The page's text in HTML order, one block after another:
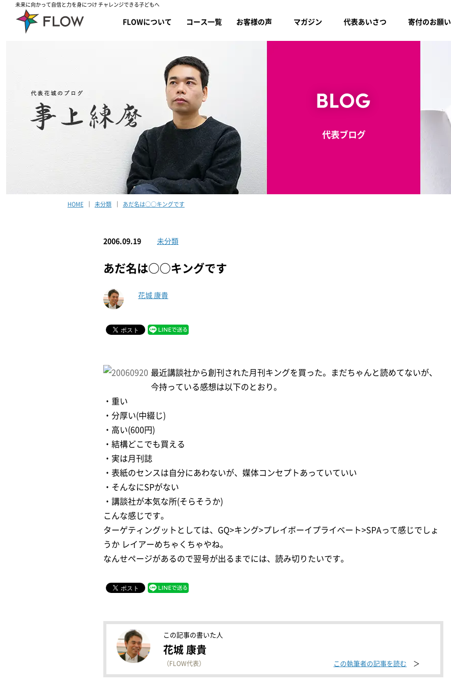
未来に向かって自信と力を身につけ チャレンジできる子どもへ
FLOWについて コース一覧 お客様の声 マガジン 代表あいさつ 寄付のお願い
代表ブログ
HOME 未分類 あだ名は○○キングです
2006.09.19 未分類
あだ名は○○キングです
花城 康貴
最近講談社から創刊された月刊キングを買った。まだちゃんと読めてないが、
今持っている感想は以下のとおり。
・重い
・分厚い(中綴じ)
・高い(600円)
・結構どこでも買える
・実は月刊誌
・表紙のセンスは自分にあわないが、媒体コンセプトあっていていい
・そんなにSPがない
・講談社が本気な所(そらそうか)
こんな感じです。
ターゲティングットとしては、GQ>キング>プレイボーイプライベート>SPAって感じでしょ
うか レイアーめちゃくちゃやね。
なんせページがあるので翌号が出るまでには、読み切りたいです。
この記事の書いた人
花城 康貴
（FLOW代表） この執筆者の記事を読む